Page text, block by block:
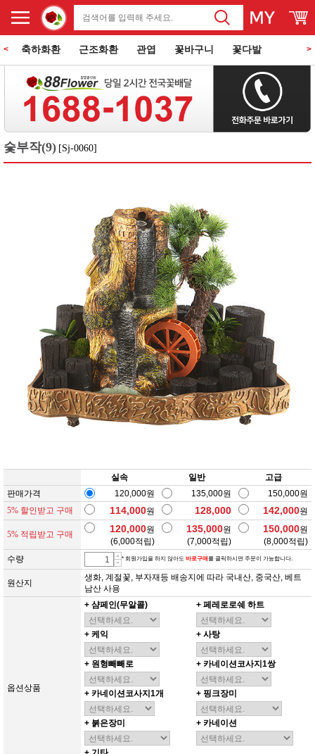
< 축하화환 근조화환 관엽 꽃바구니 꽃다발
동양란 서양란 과일바구니 꽃과 케익 쌀화환
>
숯부작(9) [Sj-0060]
실속 일반
고급
판매가격
120,000원 135,000원
150,000원
5% 할인받고 구매
114,000원 128,000 142,000원
5% 적립받고 구매 120,000원
(6,000적립)
135,000원
(7,000적립)
150,000원
(8,000적립)
수량
* 회원가입을 하지 않아도 바로구매를 클릭하시면 주문이 가능합니다.
원산지
생화, 계절꽃, 부자재등 배송지에 따라 국내산, 중국산, 베트
남산 사용
옵션상품
+ 샴페인(무알콜) + 페레로로쉐 하트
+ 케익 + 사탕
+ 원형빼빼로 + 카네이션코사지1쌍
+ 카네이션코사지1개 + 핑크장미
+ 붉은장미 + 카네이션